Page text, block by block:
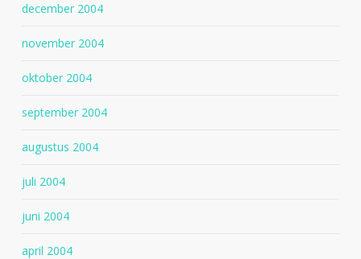
december 2004
november 2004
oktober 2004
september 2004
augustus 2004
juli 2004
juni 2004
april 2004